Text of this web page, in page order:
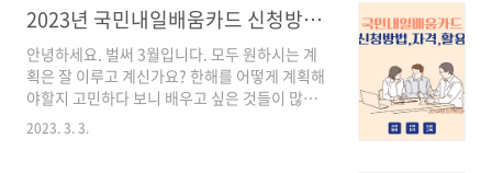
2023년 국민내일배움카드 신청방법 및 자격
안녕하세요. 벌써 3월입니다. 모두 원하시는 계
획은 잘 이루고 계신가요? 한해를 어떻게 계획해
야할지 고민하다 보니 배우고 싶은 것들이 많아
졌습니다. 지금 이렇게 글을 쓰면서 공부하고 있
2023. 3. 3.